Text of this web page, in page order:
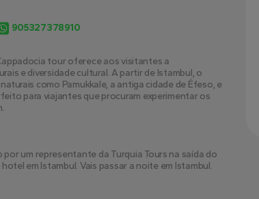
905327378910
tour oferece aos visitantes a
e diversidade cultural. A partir de Istambul, o
como Pamukkale, a antiga cidade de Éfeso, e
para viajantes que procuram experimentar os
um representante da Turquia Tours na saída do
em Istambul. Vais passar a noite em Istambul.